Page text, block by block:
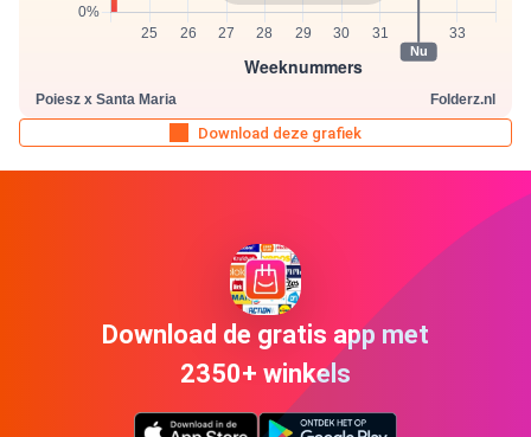
Download deze grafiek
Download de gratis app met
2350+ winkels